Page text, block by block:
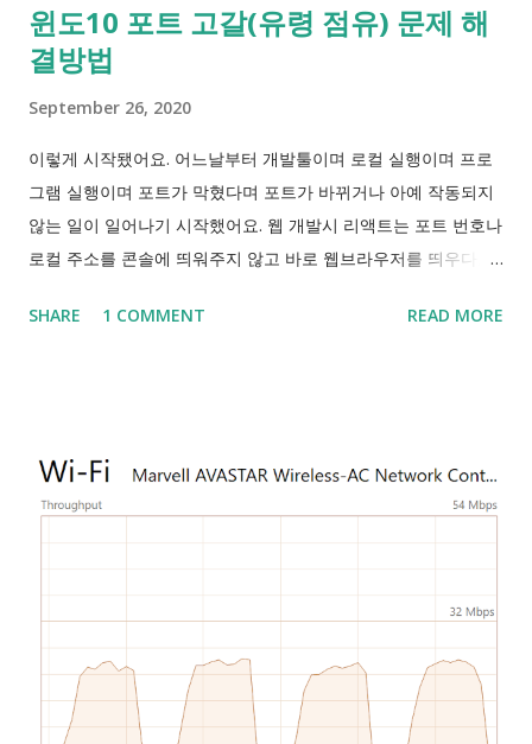
윈도10 포트 고갈(유령 점유) 문제 해
결방법
September 26, 2020
이렇게 시작됐어요. 어느날부터 개발툴이며 로컬 실행이며 프로
그램 실행이며 포트가 막혔다며 포트가 바뀌거나 아예 작동되지
않는 일이 일어나기 시작했어요. 웹 개발시 리액트는 포트 번호나
로컬 주소를 콘솔에 띄워주지 않고 바로 웹브라우저를 띄우다보
으니 netstat 이나 Process Explorer , TCPView 등에서 찾아보
였던거예요. "IDE가 서버 시작을 위해 폴더를 잠그려고 하면 번
3306번을 쓰는 MySQL도 켜지지 않아서 포트를 바꿔줘야하는
상황도 겪었고, 이 때 개발초보인 저에겐 이 포트번호를 쓰는 개
발품의 포트 설정을 모두 바꿔줘야하는 불편이 있었어요. 그런데
이렇게 누군가 먹어버린 포트는 netstat 등의 도구를 쓰면 나오
SHARE 1 COMMENT READ MORE